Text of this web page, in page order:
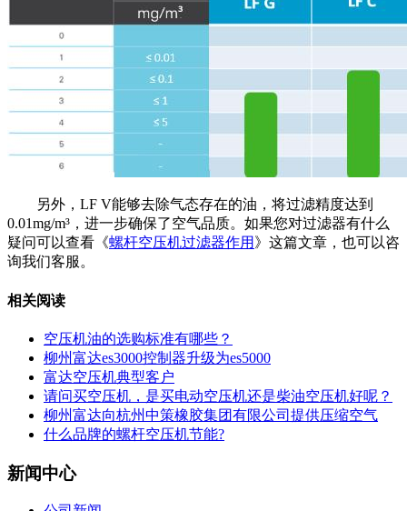
另外，LF V能够去除气态存在的油，将过滤精度达到
0.01mg/m³，进一步确保了空气品质。如果您对过滤器有什么
疑问可以查看《螺杆空压机过滤器作用 》这篇文章，也可以咨
询我们客服。
相关阅读
空压机油的选购标准有哪些？
柳州富达es3000控制器升级为es5000
富达空压机典型客户
请问买空压机，是买电动空压机还是柴油空压机好呢？
柳州富达向杭州中策橡胶集团有限公司提供压缩空气
什么品牌的螺杆空压机节能?
新闻中心